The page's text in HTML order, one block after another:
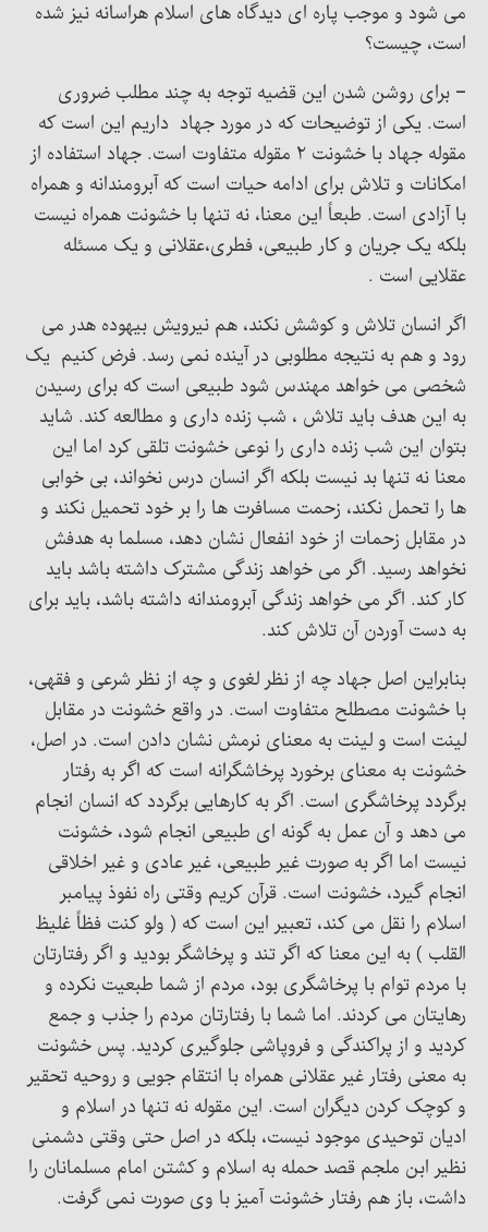
می شود و موجب پاره ای دیدگاه های اسلام هراسانه نیز شده
است، چیست؟
– برای روشن شدن این قضیه توجه به چند مطلب ضروری
است. یکی از توضیحات که در مورد جهاد داریم این است که
مقوله جهاد با خشونت ۲ مقوله متفاوت است. جهاد استفاده از
امکانات و تلاش برای ادامه حیات است که آبرومندانه و همراه
با آزادی است. طبعاً این معنا، نه تنها با خشونت همراه نیست
بلکه یک جریان و کار طبیعی، فطری،عقلانی و یک مسئله
عقلایی است .
اگر انسان تلاش و کوشش نکند، هم نیرویش بیهوده هدر می
رود و هم به نتیجه مطلوبی در آینده نمی رسد. فرض کنیم یک
شخصی می خواهد مهندس شود طبیعی است که برای رسیدن
به این هدف باید تلاش ، شب زنده داری و مطالعه کند. شاید
بتوان این شب زنده داری را نوعی خشونت تلقی کرد اما این
معنا نه تنها بد نیست بلکه اگر انسان درس نخواند، بی خوابی
ها را تحمل نکند، زحمت مسافرت ها را بر خود تحمیل نکند و
در مقابل زحمات از خود انفعال نشان دهد، مسلما به هدفش
نخواهد رسید. اگر می خواهد زندگی مشترک داشته باشد باید
کار کند. اگر می خواهد زندگی آبرومندانه داشته باشد، باید برای
به دست آوردن آن تلاش کند.
بنابراین اصل جهاد چه از نظر لغوی و چه از نظر شرعی و فقهی،
با خشونت مصطلح متفاوت است. در واقع خشونت در مقابل
لینت است و لینت به معنای نرمش نشان دادن است. در اصل،
خشونت به معنای برخورد پرخاشگرانه است که اگر به رفتار
برگردد پرخاشگری است. اگر به کارهایی برگردد که انسان انجام
می دهد و آن عمل به گونه ای طبیعی انجام شود، خشونت
نیست اما اگر به صورت غیر طبیعی، غیر عادی و غیر اخلاقی
انجام گیرد، خشونت است. قرآن کریم وقتی راه نفوذ پیامبر
اسلام را نقل می کند، تعبیر این است که ( ولو کنت فظاً غلیظ
القلب ) به این معنا که اگر تند و پرخاشگر بودید و اگر رفتارتان
با مردم توام با پرخاشگری بود، مردم از شما طبعیت نکرده و
رهایتان می کردند. اما شما با رفتارتان مردم را جذب و جمع
کردید و از پراکندگی و فروپاشی جلوگیری کردید. پس خشونت
به معنی رفتار غیر عقلانی همراه با انتقام جویی و روحیه تحقیر
و کوچک کردن دیگران است. این مقوله نه تنها در اسلام و
ادیان توحیدی موجود نیست، بلکه در اصل حتی وقتی دشمنی
نظیر ابن ملجم قصد حمله به اسلام و کشتن امام مسلمانان را
داشت، باز هم رفتار خشونت آمیز با وی صورت نمی گرفت.